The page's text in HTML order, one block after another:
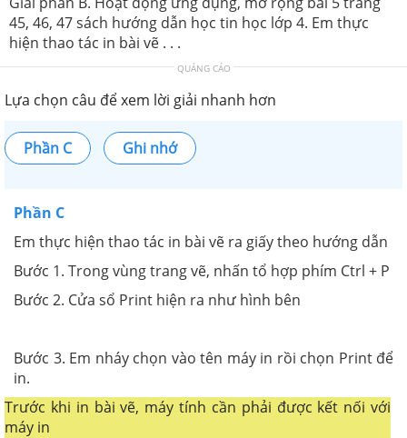
45, 46, 47 sách hướng dẫn học tin học lớp 4. Em thực
hiện thao tác in bài vẽ . . .
QUẢNG CÁO
Lựa chọn câu để xem lời giải nhanh hơn
Phần C Ghi nhớ
Phần C
Em thực hiện thao tác in bài vẽ ra giấy theo hướng dẫn
Bước 1. Trong vùng trang vẽ, nhấn tổ hợp phím Ctrl + P
Bước 2. Cửa sổ Print hiện ra như hình bên
Bước 3. Em nháy chọn vào tên máy in rồi chọn Print để
in.
Trước khi in bài vẽ, máy tính cần phải được kết nối với
máy in